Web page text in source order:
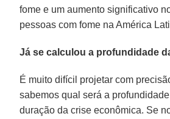
fome e um aumento significativo
pessoas com fome na América
Já se calculou a profundidade
É muito difícil projetar com
sabemos qual será a
duração da crise econômica. Se